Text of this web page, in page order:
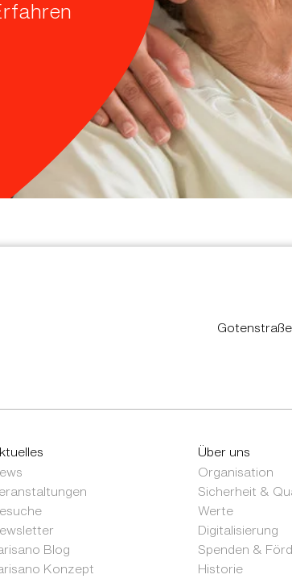
Blog
Konzept
Über uns
Organisation
Sicherheit &
Werte
Digitalisierung
Spenden &
Historie